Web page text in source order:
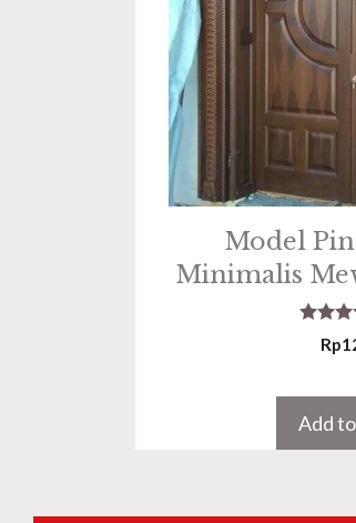
Model
Minimalis
out
Rp
Add